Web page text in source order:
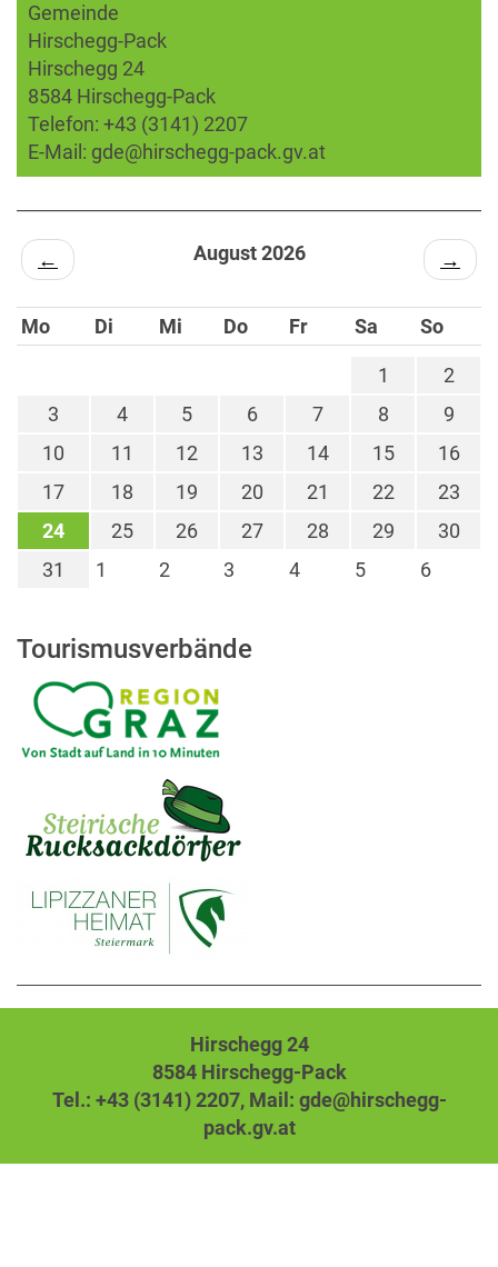
Gemeinde
Hirschegg-Pack
Hirschegg 24
8584 Hirschegg-Pack
Telefon: +43 (3141) 2207
E-Mail: gde@hirschegg-pack.gv.at
← August 2026 →
Mo Di Mi Do Fr Sa So
1
2
3
4 5 6 7 8
9
10
11 12 13 14 15
16
17
18 19 20 21 22
23
24
25 26 27 28 29
30
31
1 2 3 4 5 6
Tourismusverbände
Hirschegg 24
8584 Hirschegg-Pack
Tel.: +43 (3141) 2207, Mail: gde@hirschegg-
pack.gv.at